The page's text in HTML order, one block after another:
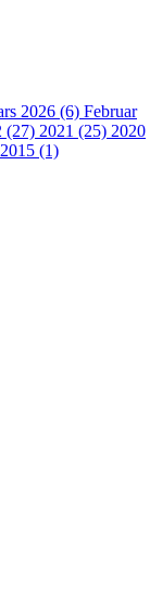
2026 (6) Februar
(27) 2021 (25) 2020
2015 (1)